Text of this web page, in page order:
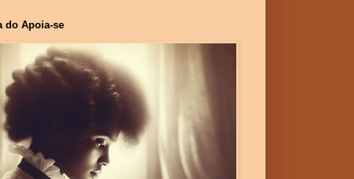
do Apoia-se